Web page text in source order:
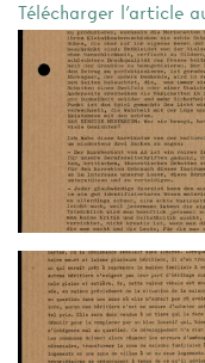
Télécharger l'article